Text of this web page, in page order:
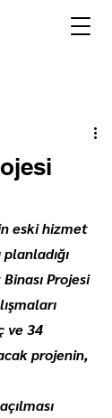
eski hizmet
Projesi
ve 34
projenin,